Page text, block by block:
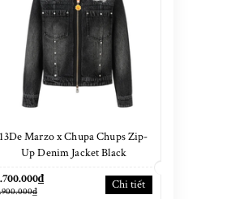
13De Marzo x Chupa Chups Zip-
Up Denim Jacket Black
Chi tiết